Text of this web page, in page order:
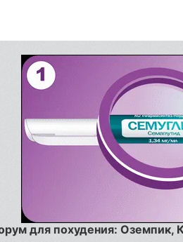
для похудения: Оземпик,